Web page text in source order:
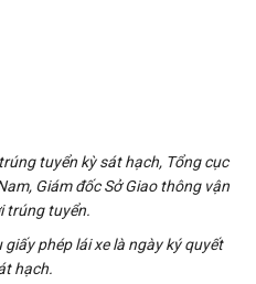
tuyển kỳ sát hạch, Tổng cục
Giám đốc Sở Giao thông vận
trúng tuyển.
phép lái xe là ngày ký quyết
hạch.